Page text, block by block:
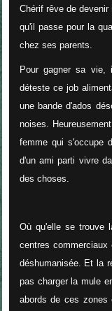
Chérif rêve de
qu'il passe pour la
chez ses parents.
Pour gagner sa vie,
déteste ce job
une bande d'ados
noises.
femme qui s'occupe
d'un ami parti vivre
des choses.
Où qu'elle se trouve
centres
déshumanisée. Et la
pas charger la mule
abords de ces zones